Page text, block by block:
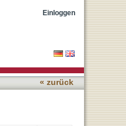
underEinloggen
« zurück